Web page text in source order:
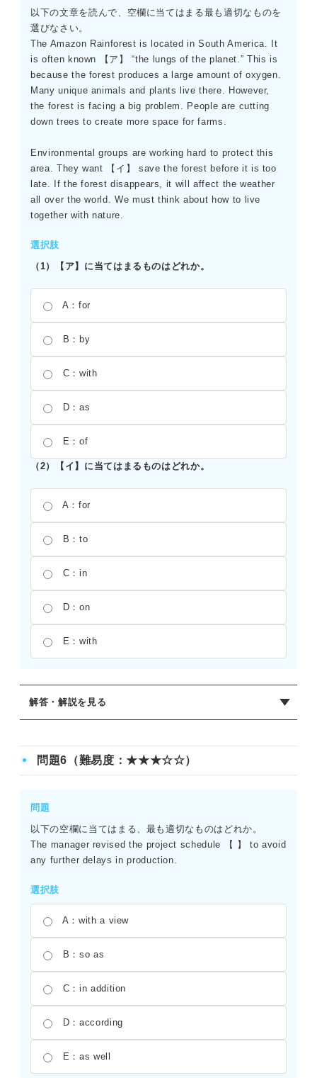
なり、可能性の度合いや時間的なニュアンスが異なる。
以下の文章を読んで、空欄に当てはまる最も適切なものを
選びなさい。
The Amazon Rainforest is located in South America. It
is often known 【ア】 “the lungs of the planet.” This is
because the forest produces a large amount of oxygen.
Many unique animals and plants live there. However,
the forest is facing a big problem. People are cutting
down trees to create more space for farms.
Environmental groups are working hard to protect this
area. They want 【イ】 save the forest before it is too
late. If the forest disappears, it will affect the weather
all over the world. We must think about how to live
together with nature.
選択肢
（1）【ア】に当てはまるものはどれか。
A：for
B：by
C：with
D：as
E：of
（2）【イ】に当てはまるものはどれか。
A：for
B：to
C：in
D：on
E：with
解答・解説を見る
（1）「be known as ～」で「～として知られている」。こ
こでは「地球の肺として知られている」という文意に合う
いたいという環境団体の願いを表現している。
問題6（難易度：★★★☆☆）
問題
以下の空欄に当てはまる、最も適切なものはどれか。
The manager revised the project schedule 【 】 to avoid
any further delays in production.
選択肢
A：with a view
B：so as
C：in addition
D：according
E：as well